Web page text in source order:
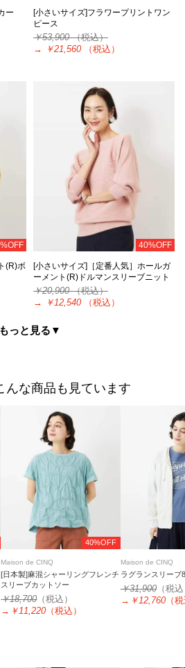
ー
[小さいサイズ]フラワープリントワン
ピース
￥53,900（税込）
→
￥21,560 （税込）
(R)ボ
40%OFF
[小さいサイズ]［定番人気］ホールガ
ーメント(R)ドルマンスリーブニット
￥20,900（税込）
→
￥12,540 （税込）
もっと見る▼
んな商品も見ています
40%OFF
Maison de CINQ
[日本製]麻混シャーリングフレンチ
スリーブカットソー
￥18,700（税込）
→ ￥11,220 （税込）
Maison de CINQ
ラグランスリーブ
￥31,900（税
→ ￥12,760（